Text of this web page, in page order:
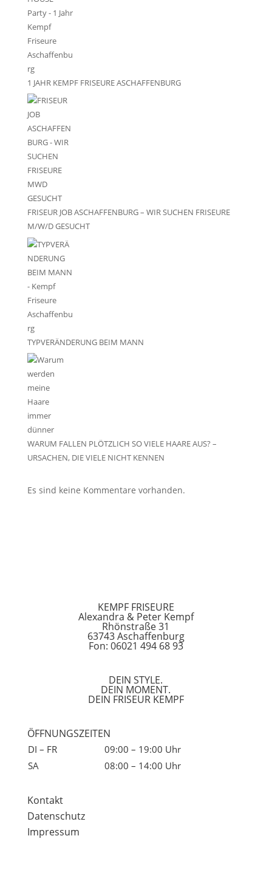
1 JAHR KEMPF FRISEURE ASCHAFFENBURG
FRISEUR JOB ASCHAFFENBURG – WIR SUCHEN FRISEURE
M/W/D GESUCHT
TYPVERÄNDERUNG BEIM MANN
WARUM FALLEN PLÖTZLICH SO VIELE HAARE AUS? –
URSACHEN, DIE VIELE NICHT KENNEN
Es sind keine Kommentare vorhanden.
KEMPF FRISEURE
Alexandra & Peter Kempf
Rhönstraße 31
63743 Aschaffenburg
Fon: 06021 494 68 93
DEIN STYLE.
DEIN MOMENT.
DEIN FRISEUR KEMPF
ÖFFNUNGSZEITEN
DI – FR
09:00 – 19:00 Uhr
SA
08:00 – 14:00 Uhr
Kontakt
Datenschutz
Impressum